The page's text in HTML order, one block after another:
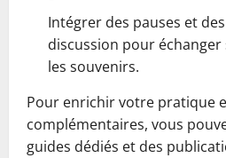
Intégrer des pauses et
discussion pour
les souvenirs.
Pour enrichir votre pratique
complémentaires, vous
guides dédiés et des